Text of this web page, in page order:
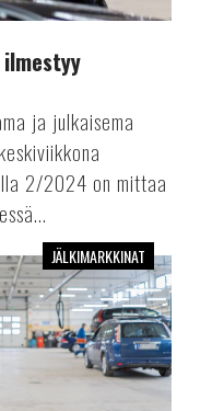
ja julkaisema
2/2024 on mittaa
JÄLKIMARKKINAT